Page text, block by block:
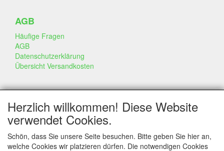
AGB
Häufige Fragen
AGB
Datenschutzerklärung
Übersicht Versandkosten
GESCHÄFT & INFO
Kontakt
Firmen Information
Portfolio
Disclaimer
Herzlich willkommen! Diese Website
verwendet Cookies.
Schön, dass Sie unsere Seite besuchen. Bitte geben Sie hier an,
welche Cookies wir platzieren dürfen. Die notwendigen Cookies